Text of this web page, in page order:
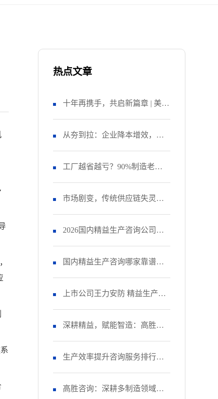
热点文章
十年再携手，共启新篇章 | 美鼎
集团 管理变革项目启动大会顺
利召开
从夯到拉：企业降本增效，如
何选择咨询公司
工厂越省越亏？90%制造老板
的降本误区，正在吃掉你的纯
利润
市场剧变，传统供应链失灵！
制造业该如何破局？
2026国内精益生产咨询公司排
行榜｜制造业落地实效机构
TOP5盘点
国内精益生产咨询哪家靠谱？
深耕落地优选高胜咨询
上市公司王力安防 精益生产项
目：效率提升40%！
深耕精益，赋能智造：高胜咨
询助力企业打造高品质、低成
本、快交期核心竞争力
生产效率提升咨询服务排行：5
家机构实测效果对比
高胜咨询：深耕多制造领域的